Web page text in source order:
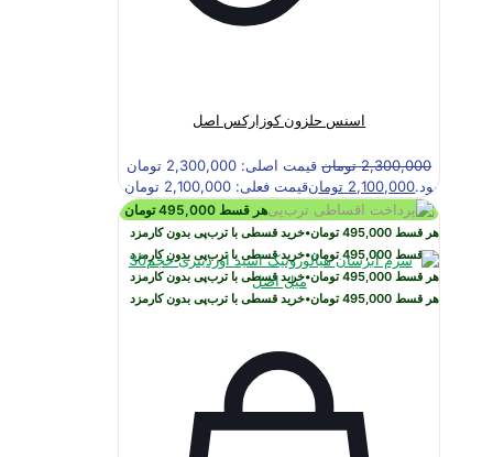
اسنس حلزون کوزارکس اصل
2,300,000 تومان
قیمت اصلی: 2,300,000 تومان
بود.2,100,000 تومانقیمت فعلی: 2,100,000 تومان.
هر قسط 495,000 تومان
هر قسط495,000 تومان•خرید قسطی با ترب‌پی بدون کارمزد
هر قسط495,000 تومان•خرید قسطی با ترب‌پی بدون کارمزد
هر قسط495,000 تومان•خرید قسطی با ترب‌پی بدون کارمزد
هر قسط495,000 تومان•خرید قسطی با ترب‌پی بدون کارمزد